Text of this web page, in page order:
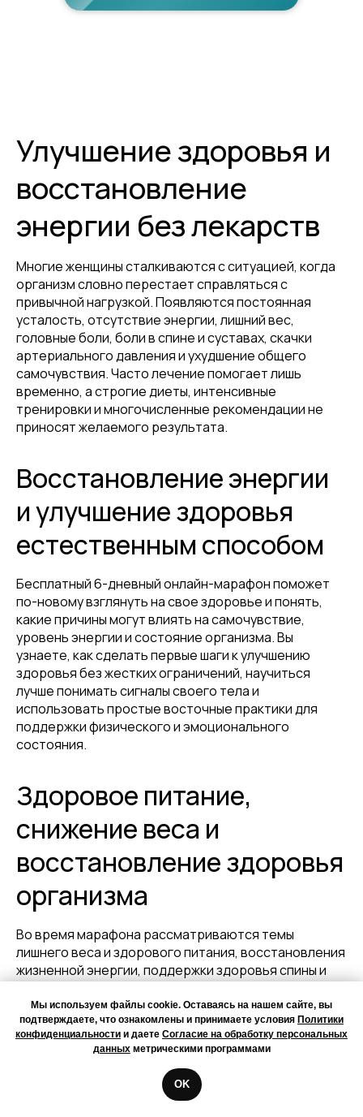
Улучшение здоровья и
восстановление
энергии без лекарств
Многие женщины сталкиваются с ситуацией, когда
организм словно перестает справляться с
привычной нагрузкой. Появляются постоянная
усталость, отсутствие энергии, лишний вес,
головные боли, боли в спине и суставах, скачки
артериального давления и ухудшение общего
самочувствия. Часто лечение помогает лишь
временно, а строгие диеты, интенсивные
тренировки и многочисленные рекомендации не
приносят желаемого результата.
Восстановление энергии
и улучшение здоровья
естественным способом
Бесплатный 6-дневный онлайн-марафон поможет
по-новому взглянуть на свое здоровье и понять,
какие причины могут влиять на самочувствие,
уровень энергии и состояние организма. Вы
узнаете, как сделать первые шаги к улучшению
здоровья без жестких ограничений, научиться
лучше понимать сигналы своего тела и
использовать простые восточные практики для
поддержки физического и эмоционального
состояния.
Здоровое питание,
снижение веса и
восстановление здоровья
организма
Во время марафона рассматриваются темы
лишнего веса и здорового питания, восстановления
жизненной энергии, поддержки здоровья спины и
давления, хронической усталости и общего
оздоровления организма. Особое внимание
уделяется комплексному подходу к здоровью,
который помогает работать не только с внешними
проявлениями, но и с образом жизни, привычками и
внутренним состоянием.
Мы используем файлы cookie. Оставаясь на нашем сайте, вы
подтверждаете, что ознакомлены и принимаете условия Политики
конфиденциальности и даете Согласие на обработку персональных
данныхметрическими программами
OK